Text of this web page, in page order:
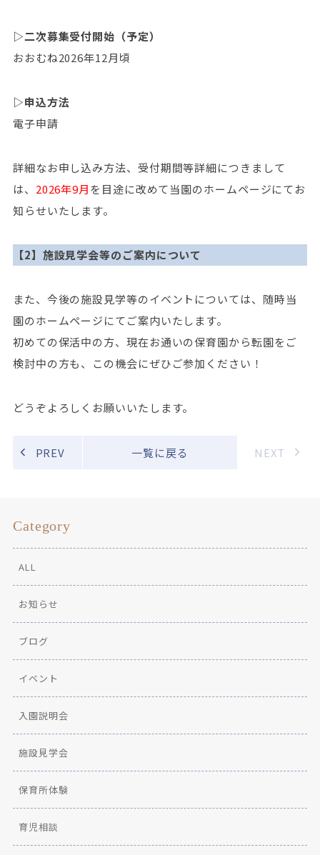
▷二次募集受付開始（予定）
おおむね2026年12月頃
▷申込方法
電子申請
詳細なお申し込み方法、受付期間等詳細につきまして
は、 2026年9月を目途に改めて当園のホームページにてお
知らせいたします。
【2】施設見学会等のご案内について
また、今後の施設見学等のイベントについては、随時当
園のホームページにてご案内いたします。
初めての保活中の方、現在お通いの保育園から転園をご
検討中の方も、この機会にぜひご参加ください！
どうぞよろしくお願いいたします。
PREV 一覧に戻る NEXT
Category
ALL
お知らせ
ブログ
イベント
入園説明会
施設見学会
保育所体験
育児相談